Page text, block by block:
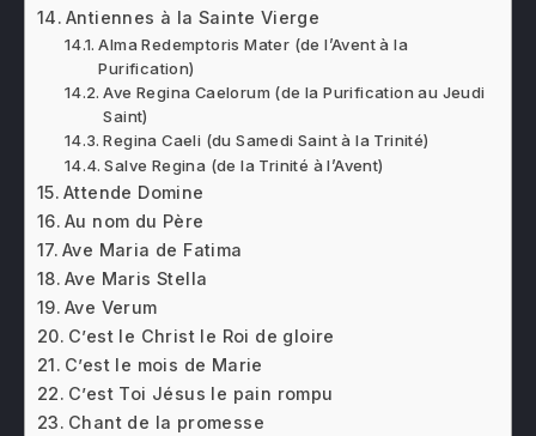
Antiennes à la Sainte Vierge
Alma Redemptoris Mater (de l’Avent à la
Purification)
Ave Regina Caelorum (de la Purification au Jeudi
Saint)
Regina Caeli (du Samedi Saint à la Trinité)
Salve Regina (de la Trinité à l’Avent)
Attende Domine
Au nom du Père
Ave Maria de Fatima
Ave Maris Stella
Ave Verum
C’est le Christ le Roi de gloire
C’est le mois de Marie
C’est Toi Jésus le pain rompu
Chant de la promesse